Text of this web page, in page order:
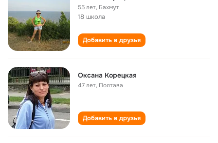
55 лет, Бахмут
18 школа
Добавить в друзья
Оксана Корецкая
47 лет, Полтава
Добавить в друзья